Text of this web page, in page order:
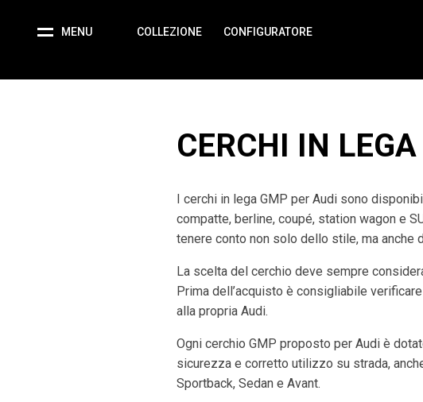
MENU COLLEZIONE CONFIGURATORE
CERCHI IN
I cerchi in lega GMP per Audi sono
compatte, berline, coupé, station wagon e
tenere conto non solo dello stile, ma anche
La scelta del cerchio deve sempre
Prima dell’acquisto è consigliabile
alla propria Audi.
Ogni cerchio GMP proposto per Audi è
sicurezza e corretto utilizzo su strada,
Sportback, Sedan e Avant.